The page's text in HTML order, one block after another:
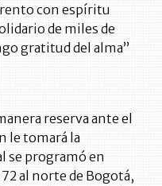
con espíritu
de miles de
gratitud del alma”
reserva ante el
le tomará la
se programó en
al norte de Bogotá,